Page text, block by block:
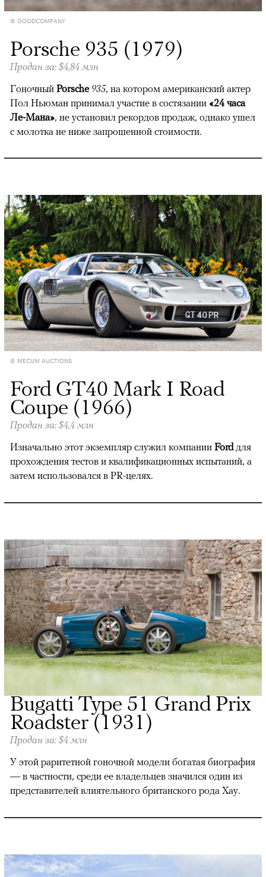
© GOODCOMPANY
Porsche 935 (1979)
Продан за: $4,84 млн
Гоночный Porsche 935, на котором американский актер
Пол Ньюман принимал участие в состязании «24 часа
Ле-Мана», не установил рекордов продаж, однако ушел
с молотка не ниже запрошенной стоимости.
© MECUM AUCTIONS
Ford GT40 Mark I Road
Coupe (1966)
Продан за: $4,4 млн
Изначально этот экземпляр служил компании Fordдля
прохождения тестов и квалификационных испытаний, а
затем использовался в PR-целях.
Bugatti Type 51 Grand Prix
Roadster (1931)
Продан за: $4 млн
У этой раритетной гоночной модели богатая биография
— в частности, среди ее владельцев значился один из
представителей влиятельного британского рода Хау.